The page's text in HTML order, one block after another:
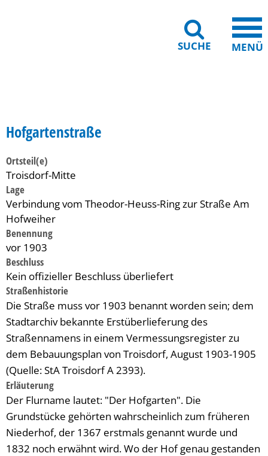
SUCHE MENÜ
Hofgartenstraße
Ortsteil(e)
Troisdorf-Mitte
Lage
Verbindung vom Theodor-Heuss-Ring zur Straße Am
Hofweiher
Benennung
vor 1903
Beschluss
Kein offizieller Beschluss überliefert
Straßenhistorie
Die Straße muss vor 1903 benannt worden sein; dem
Stadtarchiv bekannte Erstüberlieferung des
Straßennamens in einem Vermessungsregister zu
dem Bebauungsplan von Troisdorf, August 1903-1905
(Quelle: StA Troisdorf A 2393).
Erläuterung
Der Flurname lautet: "Der Hofgarten". Die
Grundstücke gehörten wahrscheinlich zum früheren
Niederhof, der 1367 erstmals genannt wurde und
1832 noch erwähnt wird. Wo der Hof genau gestanden